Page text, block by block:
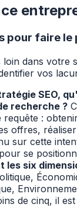
pour faire le
dans votre
vos
SEO,
recherche ?
requête :
offres,
sur cette
se
les six
de cinq, il